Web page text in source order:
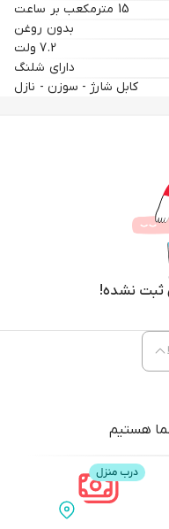
15 مترمکعب بر ساعت
بدون روغن
7.2 ولت
دارای شلنگ
کابل شارژ - سوزن - نازل
ثبت نشده!
هستیم